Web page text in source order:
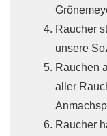
Raucher
unsere
Rauchen
aller
Raucher